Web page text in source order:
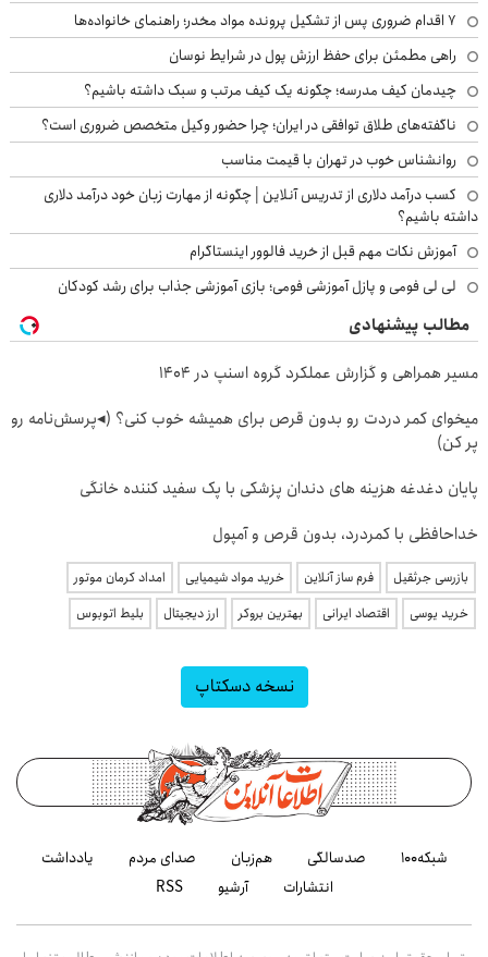
۷ اقدام ضروری پس از تشکیل پرونده مواد مخدر؛ راهنمای خانواده‌ها
راهی مطمئن برای حفظ ارزش پول در شرایط نوسان
چیدمان کیف مدرسه؛ چگونه یک کیف مرتب و سبک داشته باشیم؟
ناگفته‌های طلاق توافقی در ایران؛ چرا حضور وکیل متخصص ضروری است؟
روانشناس خوب در تهران با قیمت مناسب
کسب درآمد دلاری از تدریس آنلاین | چگونه از مهارت زبان خود درآمد دلاری
داشته باشیم؟
آموزش نکات مهم قبل از خرید فالوور اینستاگرام
لی لی فومی و پازل آموزشی فومی؛ بازی آموزشی جذاب برای رشد کودکان
مطالب پیشنهادی
مسیر همراهی و گزارش عملکرد گروه اسنپ در ۱۴۰۴
میخوای کمر دردت رو بدون قرص برای همیشه خوب کنی؟ (◂پرسش‌نامه رو
پر کن)
پایان دغدغه هزینه های دندان پزشکی با پک سفید کننده خانگی
خداحافظی با کمردرد، بدون قرص و آمپول
بازرسی جرثقیل فرم ساز آنلاین خرید مواد شیمیایی
امداد کرمان موتور
خرید یوسی
اقتصاد ایرانی بهترین بروکر ارز دیجیتال بلیط اتوبوس
نسخه دسکتاپ
شبکه۱۰۰ صدسالگی هم‌زبان صدای مردم
یادداشت
انتشارات
آرشیو RSS